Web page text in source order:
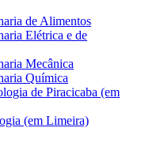
de Alimentos
Elétrica e de
Mecânica
Química
de Piracicaba (em
(em Limeira)